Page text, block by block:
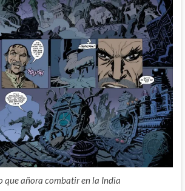
que añora combatir en la India